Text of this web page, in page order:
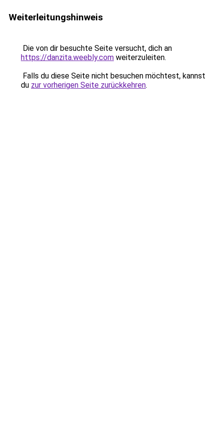
Weiterleitungshinweis
Die von dir besuchte Seite versucht, dich an
https://danzita.weebly.com weiterzuleiten.
Falls du diese Seite nicht besuchen möchtest, kannst
du zur vorherigen Seite zurückkehren.